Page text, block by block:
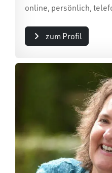
online, persönlich,
zum Profil